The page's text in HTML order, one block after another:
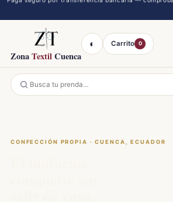
ZonaTextilCuenca
◐ Carrito 0
CONFECCIÓN PROPIA · CUENCA, ECUADOR